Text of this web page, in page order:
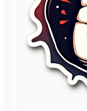
pfSense
Paso